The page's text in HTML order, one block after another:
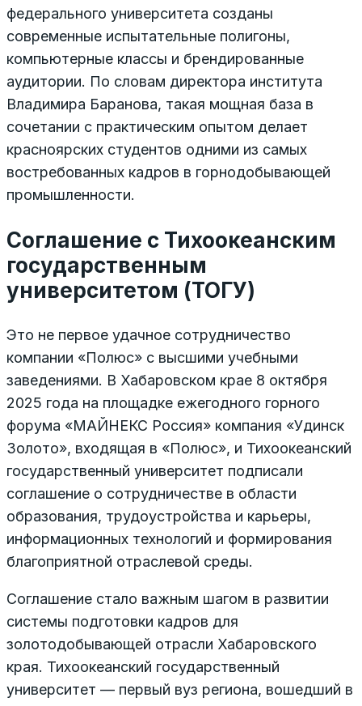
федерального университета созданы
современные испытательные полигоны,
компьютерные классы и брендированные
аудитории. По словам директора института
Владимира Баранова, такая мощная база в
сочетании с практическим опытом делает
красноярских студентов одними из самых
востребованных кадров в горнодобывающей
промышленности.
Соглашение с Тихоокеанским
государственным
университетом (ТОГУ)
Это не первое удачное сотрудничество
компании «Полюс» с высшими учебными
заведениями. В Хабаровском крае 8 октября
2025 года на площадке ежегодного горного
форума «МАЙНЕКС Россия» компания «Удинск
Золото», входящая в «Полюс», и Тихоокеанский
государственный университет подписали
соглашение о сотрудничестве в области
образования, трудоустройства и карьеры,
информационных технологий и формирования
благоприятной отраслевой среды.
Соглашение стало важным шагом в развитии
системы подготовки кадров для
золотодобывающей отрасли Хабаровского
края. Тихоокеанский государственный
университет — первый вуз региона, вошедший в